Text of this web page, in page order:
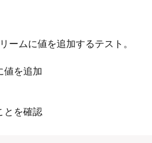
ームに値を追加するテスト。
値を追加
とを確認